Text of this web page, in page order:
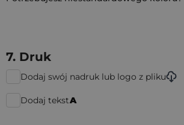
7. Druk
Dodaj swój nadruk lub logo z pliku
Dodaj tekst